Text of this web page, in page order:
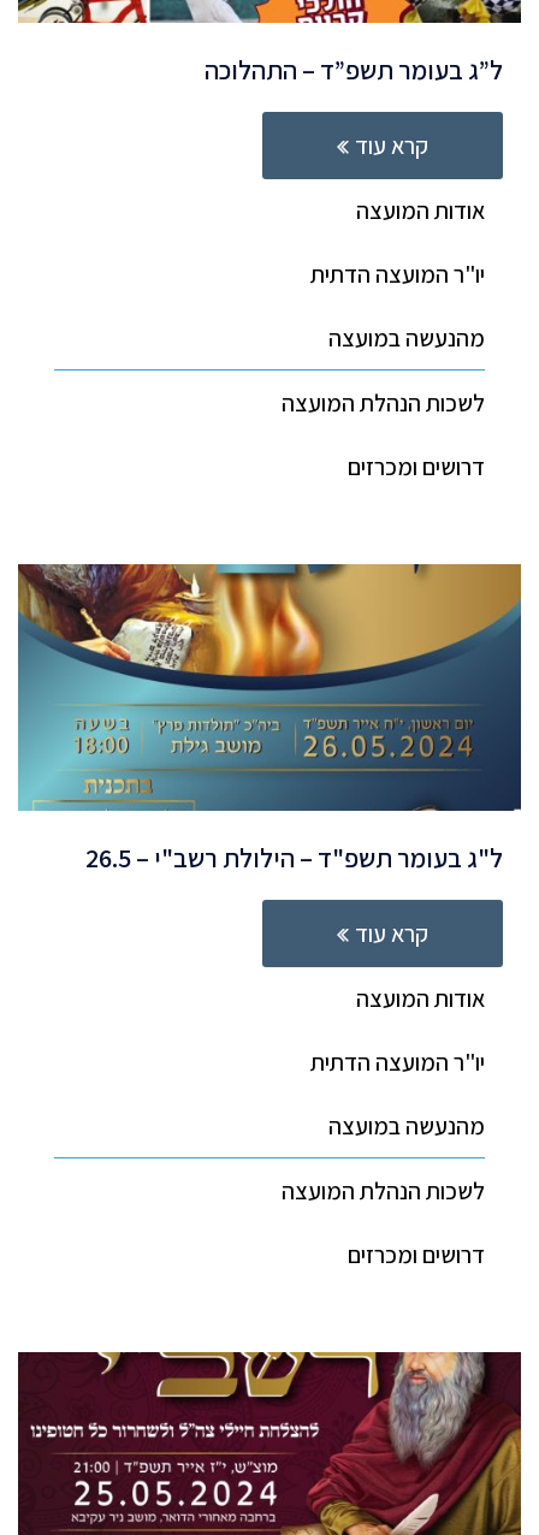
ל”ג בעומר תשפ”ד – התהלוכה
קרא עוד
אודות המועצה
יו"ר המועצה הדתית
מהנעשה במועצה
לשכות הנהלת המועצה
דרושים ומכרזים
ל"ג בעומר תשפ"ד – הילולת רשב"י – 26.5
קרא עוד
אודות המועצה
יו"ר המועצה הדתית
מהנעשה במועצה
לשכות הנהלת המועצה
דרושים ומכרזים